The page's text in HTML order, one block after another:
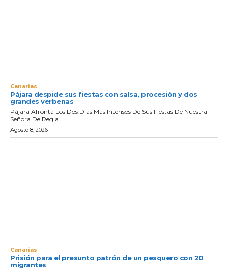
Canarias
Pájara despide sus fiestas con salsa, procesión y dos
grandes verbenas
Pájara Afronta Los Dos Días Más Intensos De Sus Fiestas De Nuestra
Señora De Regla...
Agosto 8, 2026
Canarias
Prisión para el presunto patrón de un pesquero con 20
migrantes